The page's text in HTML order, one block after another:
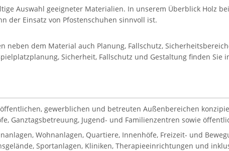
Auswahl geeigneter Materialien. In unserem Überblick Holz bei
der Einsatz von Pfostenschuhen sinnvoll ist.
neben dem Material auch Planung, Fallschutz,
Sicherheit, Fallschutz und Gestaltung finden Sie
gewerblichen und betreuten Außenbereichen
Ganztagsbetreuung, Jugend- und Familienzentren sowie
Wohnanlagen, Quartiere, Innenhöfe, Freizeit- und
Sportanlagen, Kliniken, Therapieeinrichtungen und